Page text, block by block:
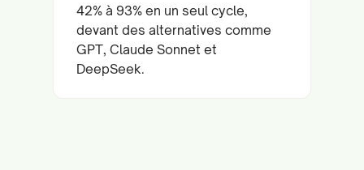
42% à 93% en un seul cycle,
devant des alternatives comme
GPT, Claude Sonnet et
DeepSeek.